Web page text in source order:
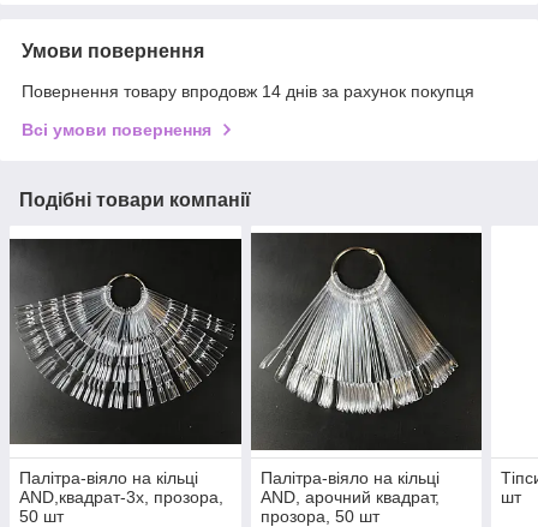
Умови повернення
Повернення товару впродовж 14 днів за рахунок покупця
Всі умови повернення
Подібні товари компанії
Палітра-віяло на кільці
AND,квадрат-3x, прозора,
50 шт
Палітра-віяло на кільці
AND, арочний квадрат,
прозора, 50 шт
шт